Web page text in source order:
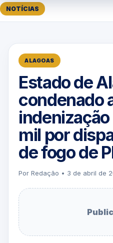
NOTÍCIAS
ALAGOAS
Estado de
condenado
mil por
de fogo de
Por Redação • 3 de abril de